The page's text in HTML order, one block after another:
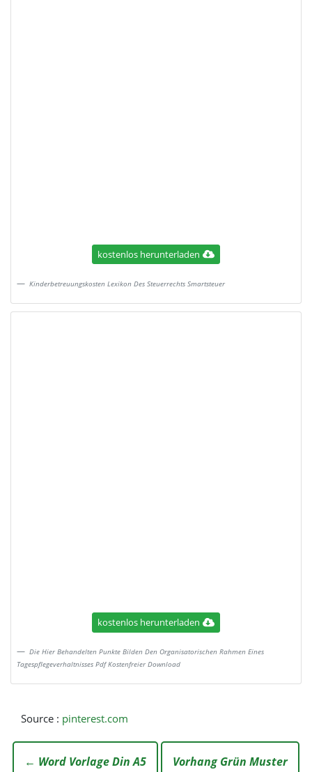
kostenlos herunterladen
Kinderbetreuungskosten Lexikon Des Steuerrechts Smartsteuer
kostenlos herunterladen
Die Hier Behandelten Punkte Bilden Den Organisatorischen Rahmen Eines
Tagespflegeverhaltnisses Pdf Kostenfreier Download
Source : pinterest.com
← Word Vorlage Din A5 Vorhang Grün Muster